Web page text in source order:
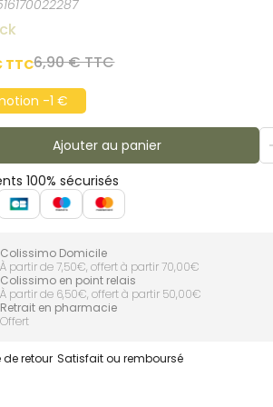
TTC6,90 € TTC
-1 €
Ajouter au panier
100% sécurisés
Colissimo Domicile
À partir de 7,50€, offert à partir 70,00€
Colissimo en point relais
À partir de 6,50€, offert à partir 50,00€
Retrait en pharmacie
Offert
de retour Satisfait ou remboursé